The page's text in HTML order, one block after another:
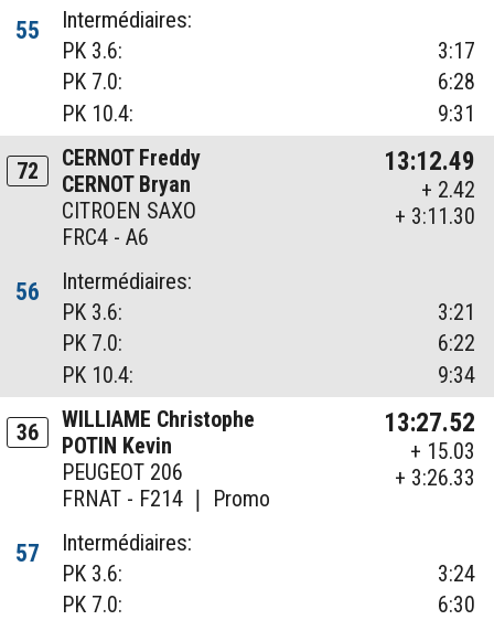
55
Intermédiaires:
PK 3.6:
3:17
PK 7.0:
6:28
PK 10.4:
9:31
72
CERNOT Freddy
CERNOT Bryan
CITROEN SAXO
FRC4 - A6
13:12.49
+ 2.42
+ 3:11.30
56
Intermédiaires:
PK 3.6:
3:21
PK 7.0:
6:22
PK 10.4:
9:34
36
WILLIAME Christophe
POTIN Kevin
PEUGEOT 206
FRNAT - F214 ❘ Promo
13:27.52
+ 15.03
+ 3:26.33
57
Intermédiaires:
PK 3.6:
3:24
PK 7.0:
6:30